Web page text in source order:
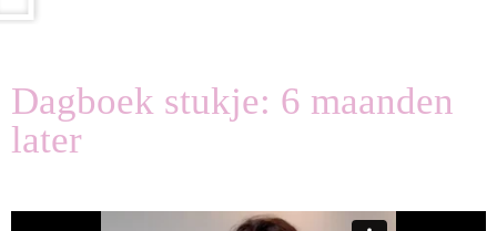
Dagboek stukje: 6 maanden
later